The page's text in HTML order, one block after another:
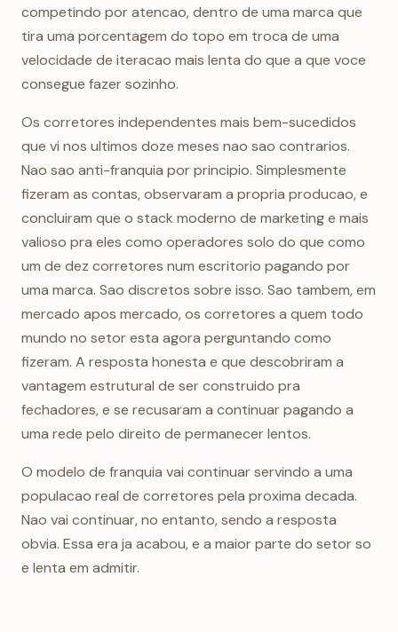
competindo por atencao, dentro de uma marca que
tira uma porcentagem do topo em troca de uma
velocidade de iteracao mais lenta do que a que voce
consegue fazer sozinho.
Os corretores independentes mais bem-sucedidos
que vi nos ultimos doze meses nao sao contrarios.
Nao sao anti-franquia por principio. Simplesmente
fizeram as contas, observaram a propria producao, e
concluiram que o stack moderno de marketing e mais
valioso pra eles como operadores solo do que como
um de dez corretores num escritorio pagando por
uma marca. Sao discretos sobre isso. Sao tambem, em
mercado apos mercado, os corretores a quem todo
mundo no setor esta agora perguntando como
fizeram. A resposta honesta e que descobriram a
vantagem estrutural de ser construido pra
fechadores, e se recusaram a continuar pagando a
uma rede pelo direito de permanecer lentos.
O modelo de franquia vai continuar servindo a uma
populacao real de corretores pela proxima decada.
Nao vai continuar, no entanto, sendo a resposta
obvia. Essa era ja acabou, e a maior parte do setor so
e lenta em admitir.